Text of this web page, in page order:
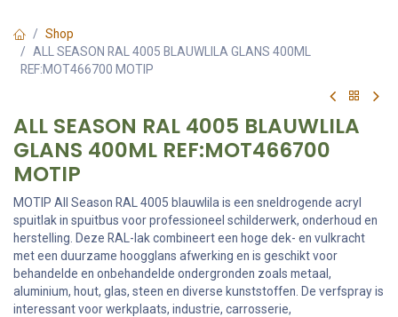
Shop
ALL SEASON RAL 4005 BLAUWLILA GLANS 400ML
REF:MOT466700 MOTIP
ALL SEASON RAL 4005 BLAUWLILA
GLANS 400ML REF:MOT466700
MOTIP
MOTIP All Season RAL 4005 blauwlila is een sneldrogende acryl
spuitlak in spuitbus voor professioneel schilderwerk, onderhoud en
herstelling. Deze RAL-lak combineert een hoge dek- en vulkracht
met een duurzame hoogglans afwerking en is geschikt voor
behandelde en onbehandelde ondergronden zoals metaal,
aluminium, hout, glas, steen en diverse kunststoffen. De verfspray is
interessant voor werkplaats, industrie, carrosserie,